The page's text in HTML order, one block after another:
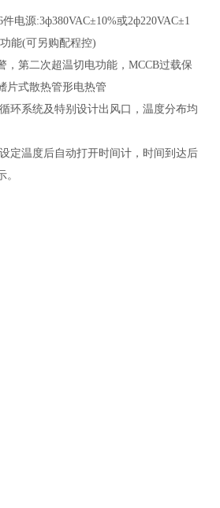
电源:3ф380VAC±10%或2ф220VAC±1
能(可另购配程控)
，第二次超温切电功能，MCCB过载保
片式散热管形电热管
环系统及特别设计出风口，温度分布均
定温度后自动打开时间计，时间到达后
。